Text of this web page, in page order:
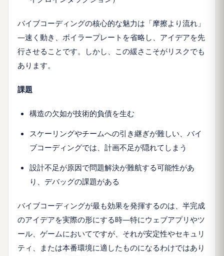
バイブコーディングの核心的な魅力は「摩擦より流れ」
—速く動き、ボイラープレートを省略し、アイデアを先
行させることです。しかし、この緩さこそがリスクでも
あります。
課題
構造の欠如が技術的負債を生む
スケーリングやチームへの引き継ぎが難しい、バイ
ブコーディングでは、計画不足が隠れてしまう
設計不足が原因で問題解決が難航する可能性があ
り、デバッグの課題がある
バイブコーディングが最も効果を発揮するのは、半完成
のアイデアを実際の形にする時—特にウェブアプリやツ
ール、ゲームにおいてですが、それが安定性やセキュリ
ティ、または本番環境に適したものになるわけではあり